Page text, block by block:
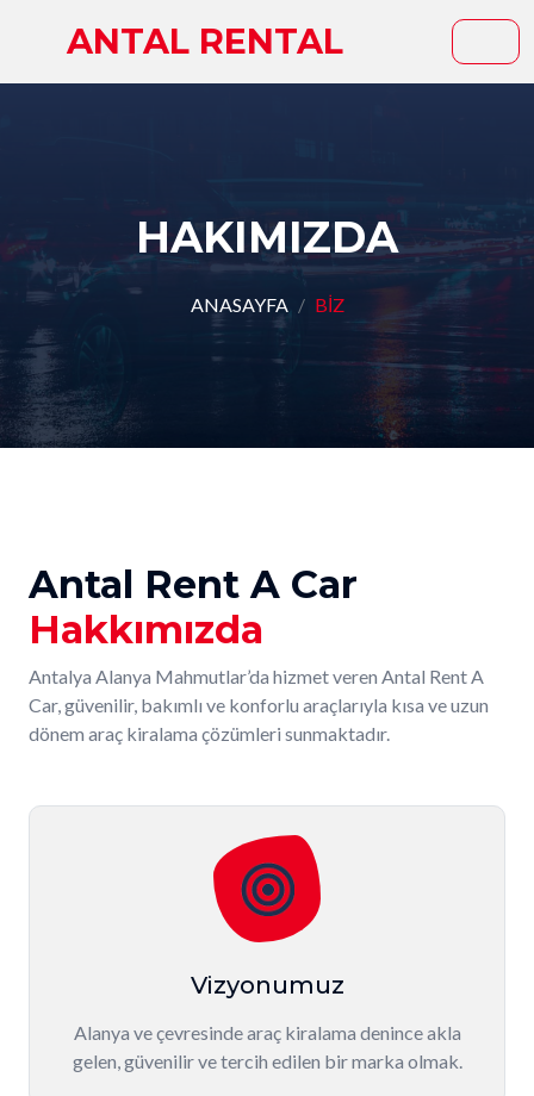
ANTAL RENTAL
HAKIMIZDA
ANASAYFA BİZ
Antal Rent A Car
Hakkımızda
Antalya Alanya Mahmutlar’da hizmet veren Antal Rent A
Car, güvenilir, bakımlı ve konforlu araçlarıyla kısa ve uzun
dönem araç kiralama çözümleri sunmaktadır.
Vizyonumuz
Alanya ve çevresinde araç kiralama denince akla
gelen, güvenilir ve tercih edilen bir marka olmak.